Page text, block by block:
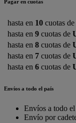
Pagar en cuotas
hasta en 10 cuotas de
hasta en 9 cuotas de
hasta en 8 cuotas de
hasta en 7 cuotas de
hasta en 6 cuotas de
Envíos a todo el país
Envíos a todo
Envío por